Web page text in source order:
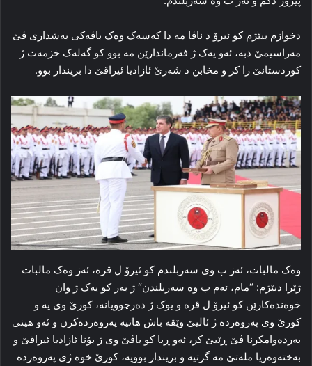
دخوازم ببێژم کو ئیرۆ د ناڤا مه‌ دا که‌سه‌ک وه‌ک باڤه‌کی به‌شداری ڤێ
مه‌راسیمێ دبه‌، ئه‌و یه‌ک ژ فه‌رماندارێن مه‌ بوو کو گه‌له‌ک خزمه‌ت ژ
کوردستانێ را کر و مخابن د شه‌رێ ئازادیا ئیراقێ دا بریندار بوو.
وه‌ک مالبات، ئه‌ز ب وی سه‌ربلندم کو ئیرۆ ل ڤره‌، ئه‌ز وه‌ک مالبات
ژێرا دبێژم: “مام، ئه‌م ب وه‌ سه‌ربلندن“ ژ به‌ر کو یه‌ک ژ وان
خوه‌نده‌کارێن کو ئیرۆ ل ڤرە و یوک ژ دەرچوویانە، کورێ وی یه‌ و
کورێ وی په‌روه‌رده ‌ژ ئالیێ وێڤه‌ باش هاتیه‌ په‌روه‌رده‌کرن و ئه‌و هینی
به‌رده‌وامکرنا ڤێ ڕێیێ کر، ئه‌و ڕیا کو باڤێ وی ژ بۆنا ئازادیا ئیراقێ و
به‌خته‌وه‌ریا مله‌تێ مه‌ گرتیه‌ و بریندار بوویه‌، کورێ خوه‌ ژی په‌روه‌رده‌